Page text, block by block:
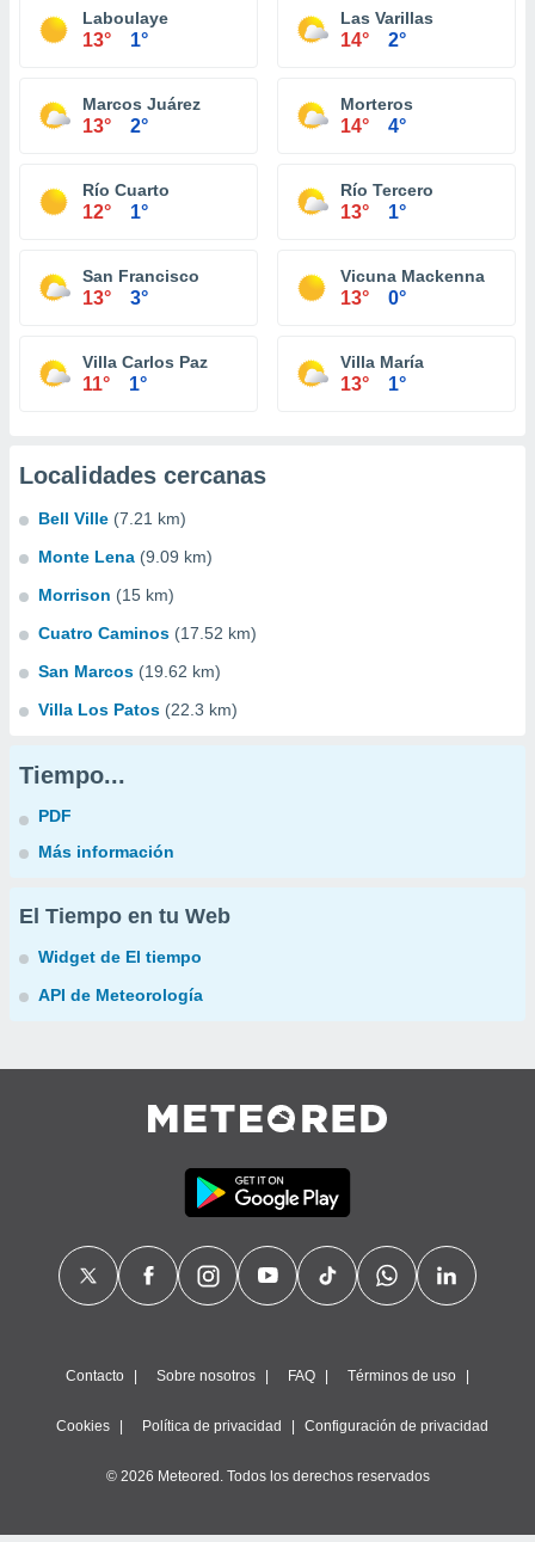
Laboulaye
13° 1°
Las Varillas
14° 2°
Marcos Juárez
13° 2°
Morteros
14° 4°
Río Cuarto
12° 1°
Río Tercero
13° 1°
San Francisco
13° 3°
Vicuna Mackenna
13° 0°
Villa Carlos Paz
11° 1°
Villa María
13° 1°
Localidades cercanas
Bell Ville (7.21 km)
Monte Lena (9.09 km)
Morrison (15 km)
Cuatro Caminos (17.52 km)
San Marcos (19.62 km)
Villa Los Patos (22.3 km)
Tiempo...
PDF
Más información
El Tiempo en tu Web
Widget de El tiempo
API de Meteorología
Contacto Sobre nosotros FAQ Términos de uso
Cookies Política de privacidad Configuración de privacidad
© 2026 Meteored. Todos los derechos reservados